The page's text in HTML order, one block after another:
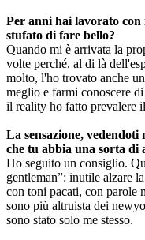
Per anni hai lavorato con
stufato di fare bello?
Quando mi è arrivata la
volte perché, al di là
molto, l'ho trovato anche
meglio e farmi conoscere
il reality ho fatto prevalere
La sensazione, vedendoti
che tu abbia una sorta di
Ho seguito un consiglio.
gentleman”: inutile alzare
con toni pacati, con parole
sono più altruista dei
sono stato solo me stesso.